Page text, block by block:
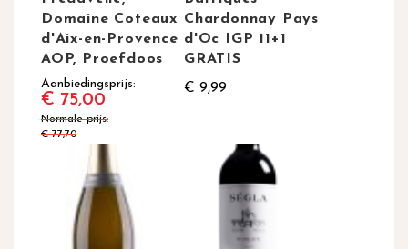
Domaine Coteaux
d'Aix-en-Provence
AOP, Proefdoos
Aanbiedingsprijs
€ 75,00
Normale prijs
€ 77,70
Chardonnay Pays
d'Oc IGP 11+1
GRATIS
€ 9,99